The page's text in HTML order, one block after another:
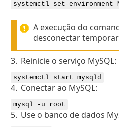
systemctl set-environment
A execução do
desconectar
3. Reinicie o serviço MySQL:
systemctl start mysqld
4. Conectar ao MySQL:
mysql -u root
5. Use o banco de dados